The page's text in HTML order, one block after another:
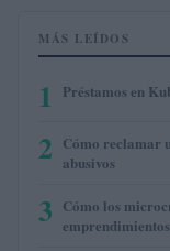
MÁS LEÍDOS
1 Préstamos en
2 Cómo reclamar
abusivos
3 Cómo los